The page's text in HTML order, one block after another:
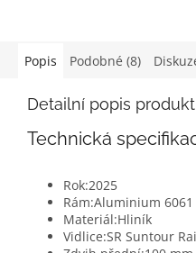
Popis Podobné (8)
Detailní popis
Technická
Rok:2025
Rám:Aluminium 6061
Materiál:Hliník
Vidlice:SR Suntour